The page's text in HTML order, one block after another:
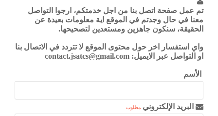
تم عمل صفحة اتصل بنا من اجل خدمتكم، ارجوا التواصل
معنا في حال وجدتم في الموقع اية معلومات بعيدة عن
الحقيقة، سنكون جاهزين ومستعدين لتصحيحها.
واي استفسار اخر حول محتوى الموقع لا تتردد في الاتصال بنا
او التواصل عبر الايميل: contact.jsatcs@gmail.com
الأسم
البريد الإلكتروني مطلوب